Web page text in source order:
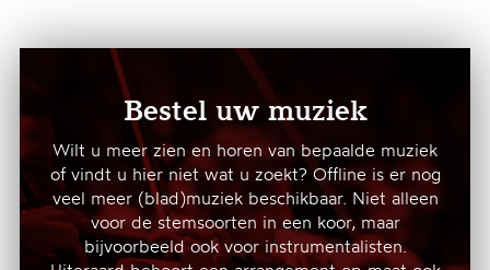
Bestel uw muziek
Wilt u meer zien en horen van bepaalde muziek
of vindt u hier niet wat u zoekt? Offline is er nog
veel meer (blad)muziek beschikbaar. Niet alleen
voor de stemsoorten in een koor, maar
bijvoorbeeld ook voor instrumentalisten.